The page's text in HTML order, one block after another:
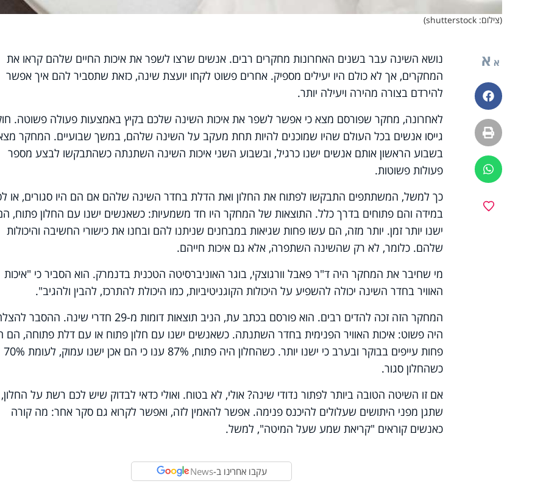
(צילום: shutterstock)
א א
פייסבוק
הדפסה
ווטסאפ
נושא השינה עבר בשנים האחרונות מחקרים רבים. אנשים שרצו לשפר את איכות החיים שלהם קראו את
המחקרים, אך לא כולם היו יעילים מספיק. אחרים פשוט לקחו יועצת שינה, כזאת שתסביר להם איך אפשר
להירדם בצורה מהירה ויעילה יותר.
לאחרונה, מחקר שפורסם מצא כי אפשר לשפר את איכות השינה שלכם בקיץ באמצעות פעולה פשוטה.
גייסו אנשים בכל העולם שהיו שמוכנים להיות תחת מעקב על השינה שלהם, במשך שבועיים. המחקר
בשבוע הראשון אותם אנשים ישנו כרגיל, ובשבוע השני איכות השינה השתנתה כשהתבקשו לבצע מספר
פעולות פשוטות.
כך למשל, המשתתפים התבקשו לפתוח את החלון ואת הדלת בחדר השינה שלהם אם הם היו סגורים, או
במידה והם פתוחים בדרך כלל. התוצאות של המחקר היו חד משמעיות: כשאנשים ישנו עם החלון פתוח,
ישנו יותר זמן. יותר מזה, הם עשו פחות שגיאות במבחנים שניתנו להם ובחנו את כישורי החשיבה והיכולות
שלהם. כלומר, לא רק שהשינה השתפרה, אלא גם איכות חייהם.
מי שחיבר את המחקר היה ד"ר פאבל וורגוצקי, בוגר האוניברסיטה הטכנית בדנמרק. הוא הסביר כי "איכות
האוויר בחדר השינה יכולה להשפיע על היכולות הקוגניטיביות, כמו היכולת להתרכז, להבין ולהגיב".
המחקר הזה זכה להדים רבים. הוא פורסם בכתב עת, הניב תוצאות דומות מ-29 חדרי שינה.
היה פשוט: איכות האוויר הפנימית בחדר השתנתה. כשאנשים ישנו עם חלון פתוח או עם דלת פתוחה, הם
פחות עייפים בבוקר ובערב כי ישנו יותר. כשהחלון היה פתוח, 87% ענו כי הם אכן ישנו עמוק, לעומת 70%
כשהחלון סגור.
אם זו השיטה הטובה ביותר לפתור נדודי שינה? אולי, לא בטוח. ואולי כדאי לבדוק שיש לכם רשת על החלון,
שתגן מפני היתושים שעלולים להיכנס פנימה. אפשר להאמין לזה, ואפשר לקרוא גם סקר אחר: מה קורה
כאנשים קוראים "קריאת שמע שעל המיטה", למשל.
עקבו אחרינו ב-News